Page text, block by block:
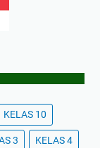
KELAS 10
3 KELAS 4